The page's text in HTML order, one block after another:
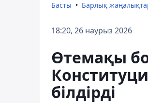
Басты Барлық
18:20, 26 наурыз 2026
Өтемақы
білдірді